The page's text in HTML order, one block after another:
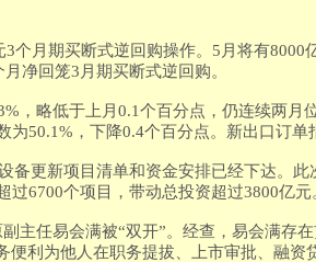
个月期买断式逆回购操作。5月将有
净回笼3月期买断式逆回购。
，略低于上月0.1个百分点，仍连续两月
为50.1%，下降0.4个百分点。新出口订单
备更新项目清单和资金安排已经下达。
6700个项目，带动总投资超过3800亿元
主任易会满被“双开”。经查，易会满存
便利为他人在职务提拔、上市审批、融资